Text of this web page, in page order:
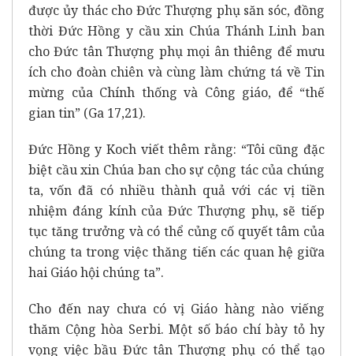
được ủy thác cho Đức Thượng phụ săn sóc, đồng
thời Đức Hồng y cầu xin Chúa Thánh Linh ban
cho Đức tân Thượng phụ mọi ân thiêng để mưu
ích cho đoàn chiên và cùng làm chứng tá về Tin
mừng của Chính thống và Công giáo, để “thế
gian tin” (Ga 17,21).
Đức Hồng y Koch viết thêm rằng: “Tôi cũng đặc
biệt cầu xin Chúa ban cho sự cộng tác của chúng
ta, vốn đã có nhiều thành quả với các vị tiền
nhiệm đáng kính của Đức Thượng phụ, sẽ tiếp
tục tăng trưởng và có thể củng cố quyết tâm của
chúng ta trong việc thăng tiến các quan hệ giữa
hai Giáo hội chúng ta”.
Cho đến nay chưa có vị Giáo hàng nào viếng
thăm Cộng hòa Serbi. Một số báo chí bày tỏ hy
vọng việc bầu Đức tân Thượng phụ có thể tạo